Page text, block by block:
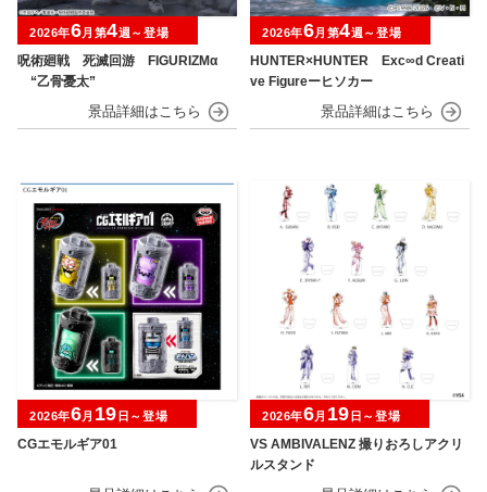
呪術廻戦 死滅回游 FIGURIZMα
“乙骨憂太”
2026年6月第4週～登場
HUNTER×HUNTER Exc∞d Creati
ve Figureーヒソカー
2026年6月第4週～登場
CGエモルギア01
2026年6月 19 日～登場
VS AMBIVALENZ 撮りおろしアクリ
ルスタンド
2026年6月 19 日～登場